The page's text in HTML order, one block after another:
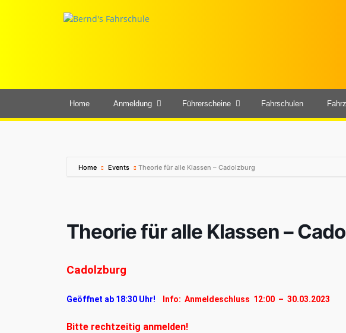
Home Anmeldung Führerscheine Fahrschulen
Home Events Theorie für alle Klassen – Cadolzburg
Theorie für alle Klassen –
Cadolzburg
Geöffnet ab 18:30 Uhr! Info: Anmeldeschluss 12:00 – 30.03.2023
Bitte rechtzeitig anmelden!